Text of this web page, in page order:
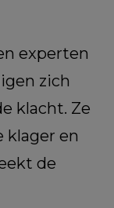
experten
zich
klacht. Ze
klager en
de